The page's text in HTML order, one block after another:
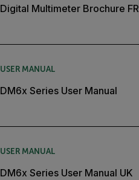
Digital Multimeter Brochure FR
USER MANUAL
DM6x Series User Manual
USER MANUAL
DM6x Series User Manual UK